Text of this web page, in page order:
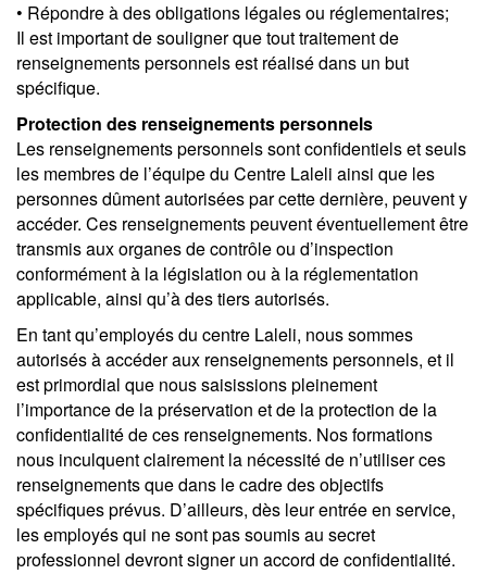
• Répondre à des obligations légales ou réglementaires;
Il est important de souligner que tout traitement de
renseignements personnels est réalisé dans un but
spécifique.
Protection des renseignements personnels
Les renseignements personnels sont confidentiels et seuls
les membres de l’équipe du Centre Laleli ainsi que les
personnes dûment autorisées par cette dernière, peuvent y
accéder. Ces renseignements peuvent éventuellement être
transmis aux organes de contrôle ou d’inspection
conformément à la législation ou à la réglementation
applicable, ainsi qu’à des tiers autorisés.
En tant qu’employés du centre Laleli, nous sommes
autorisés à accéder aux renseignements personnels, et il
est primordial que nous saisissions pleinement
l’importance de la préservation et de la protection de la
confidentialité de ces renseignements. Nos formations
nous inculquent clairement la nécessité de n’utiliser ces
renseignements que dans le cadre des objectifs
spécifiques prévus. D’ailleurs, dès leur entrée en service,
les employés qui ne sont pas soumis au secret
professionnel devront signer un accord de confidentialité.